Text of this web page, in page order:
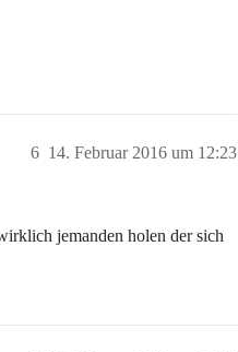
14. Februar 2016 um 12:23
6
jemanden holen der sich